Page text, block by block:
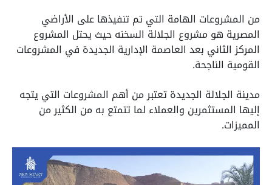
من المشروعات الهامة التي تم تنفيذها على الأراضي
المصرية هو مشروع الجلالة السخنه حيث يحتل المشروع
المركز الثاني بعد العاصمة الإدارية الجديدة في المشروعات
القومية الناجحة.
مدينة الجلالة الجديدة تعتبر من أهم المشروعات التي يتجه
إليها المستثمرين والعملاء لما تتمتع به من الكثير من
المميزات.